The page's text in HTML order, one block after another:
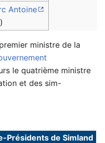
Antoine
)
ministre de la
le quatrième ministre
et des sim-
Présidents de Simland